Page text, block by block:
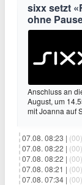
sixx setzt
ohne
Anschluss an
August, um
mit Joanna auf
07.08. 08:23 | (00)
07.08. 08:22 | (00)
07.08. 08:22 | (00)
07.08. 08:21 | (00)
07.08. 07:34 | (00)